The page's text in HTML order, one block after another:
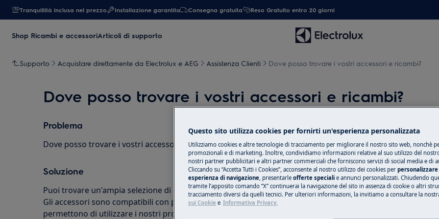
Tranquillità inclusa nel prezzo Installazione garantita Consegna gratuita Reso Gratuito entro 20 giorni
Shop Ricambi e accessoriArticoli di supporto
Supporto Acquistare direttamente da Electrolux e AEG Assistenza Clienti Dove posso trovare i vostri accessori e ricambi?
Dove posso trovare i vostri accessori e ricambi?
Problema
Dove posso trovare i vostri accessori e ricambi?
Soluzione
Puoi trovare un'ampia selezione di accessori sulla nostra piattaforma e-commerce.
Gli accessori sono compatibili con piccoli e grandi elettrodomestici Electrolux e ti
permettono di utilizzare i nostri prodotti nella maniera più completa possibile.
Ricambi e
Compra ricambi,
il tuo
tua.
Questo sito utilizza cookies per fornirti un'esperienza personalizzata
Utilizziamo cookies e altre tecnologie di tracciamento per migliorare il nostro sito web, nonchè
promozionali e di marketing. Inoltre, condividiamo informazioni relative al suo utilizzo del
nostri partner pubblicitari e altri partner commerciali che forniscono servizi di social media e di
Cliccando su “Accetta Tutti i Cookies”, acconsente al nostro utilizzo dei cookies per personalizzare
esperienza di navigazione , presentarle offerte speciali e annunci personalizzati. Chiudendo
tramite l’apposito comando “X” continuerai la navigazione del sito in assenza di cookie o altri
tracciamento diversi da quelli tecnici. Per ulteriori informazioni, la invitiamo a consultare la
sui Cookie e Informativa Privacy.